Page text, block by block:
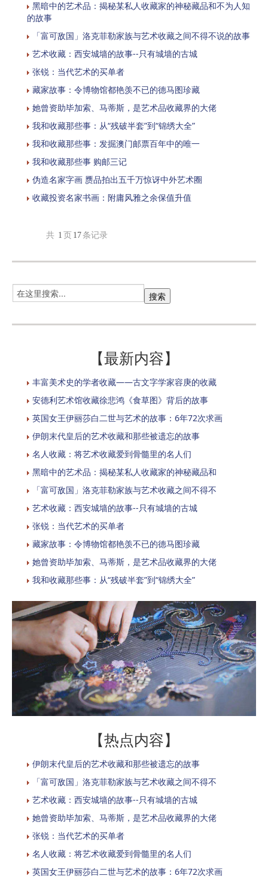
黑暗中的艺术品：揭秘某私人收藏家的神秘藏品和不为人知
的故事
「富可敌国」洛克菲勒家族与艺术收藏之间不得不说的故事
艺术收藏：西安城墙的故事--只有城墙的古城
张锐：当代艺术的买单者
藏家故事：令博物馆都艳羡不已的德马图珍藏
她曾资助毕加索、马蒂斯，是艺术品收藏界的大佬
我和收藏那些事：从“残破半套”到“锦绣大全”
我和收藏那些事：发掘澳门邮票百年中的唯一
我和收藏那些事 购邮三记
伪造名家字画 赝品拍出五千万惊讶中外艺术圈
收藏投资名家书画：附庸风雅之余保值升值
共 1 页 17 条记录
【最新内容】
丰富美术史的学者收藏——古文字学家容庚的收藏
安德利艺术馆收藏徐悲鸿《食草图》背后的故事
英国女王伊丽莎白二世与艺术的故事：6年72次求画
伊朗末代皇后的艺术收藏和那些被遗忘的故事
名人收藏：将艺术收藏爱到骨髓里的名人们
黑暗中的艺术品：揭秘某私人收藏家的神秘藏品和
「富可敌国」洛克菲勒家族与艺术收藏之间不得不
艺术收藏：西安城墙的故事--只有城墙的古城
张锐：当代艺术的买单者
藏家故事：令博物馆都艳羡不已的德马图珍藏
她曾资助毕加索、马蒂斯，是艺术品收藏界的大佬
我和收藏那些事：从“残破半套”到“锦绣大全”
【热点内容】
伊朗末代皇后的艺术收藏和那些被遗忘的故事
「富可敌国」洛克菲勒家族与艺术收藏之间不得不
艺术收藏：西安城墙的故事--只有城墙的古城
她曾资助毕加索、马蒂斯，是艺术品收藏界的大佬
张锐：当代艺术的买单者
名人收藏：将艺术收藏爱到骨髓里的名人们
英国女王伊丽莎白二世与艺术的故事：6年72次求画